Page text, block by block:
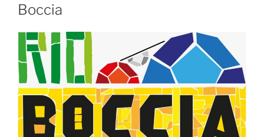
Boccia